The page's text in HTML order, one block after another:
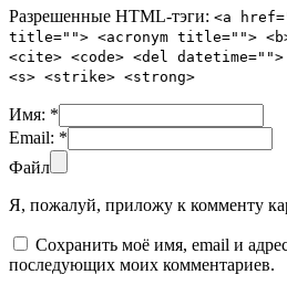
Разрешенные HTML-тэги: <a
title=""> <acronym title="">
<cite> <code> <del
<s> <strike> <strong>
Имя: *
Email: *
Файл
Я, пожалуй, приложу к комменту
Сохранить моё имя, email и
последующих моих комментариев.